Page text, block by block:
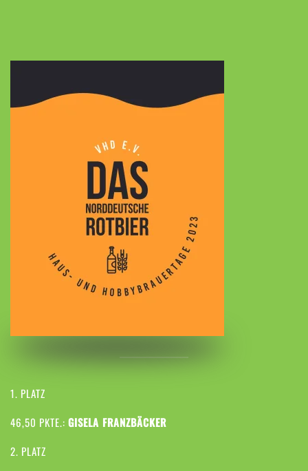
1. PLATZ
46,50 PKTE.: GISELA FRANZBÄCKER
2. PLATZ